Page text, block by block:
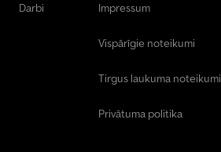
Darbi Impressum
Vispārīgie noteikumi
Tirgus laukuma noteikumi
Privātuma politika